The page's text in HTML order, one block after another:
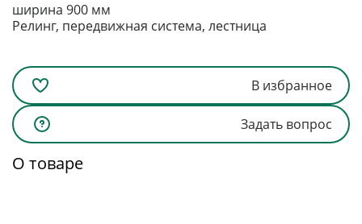
Релинг, передвижная система, лестница
ширина 900 мм
В избранное
Задать вопрос
О товаре